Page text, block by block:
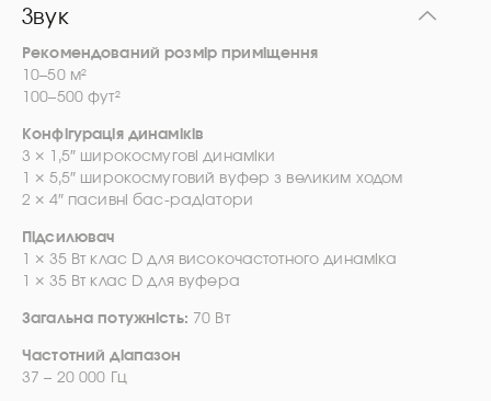
Звук
Рекомендований розмір приміщення
10–50 м²
100–500 фут²
Конфігурація динаміків
3 × 1,5″ широкосмугові динаміки
1 × 5,5″ широкосмуговий вуфер з великим ходом
2 × 4″ пасивні бас-радіатори
Підсилювач
1 × 35 Вт клас D для високочастотного динаміка
1 × 35 Вт клас D для вуфера
Загальна потужність: 70 Вт
Частотний діапазон
37 – 20 000 Гц